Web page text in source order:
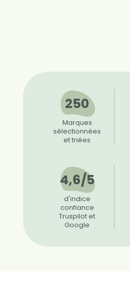
250
Marques
sélectionnées
et triées
4,6/5
d'indice
confiance
Truspilot et
Google